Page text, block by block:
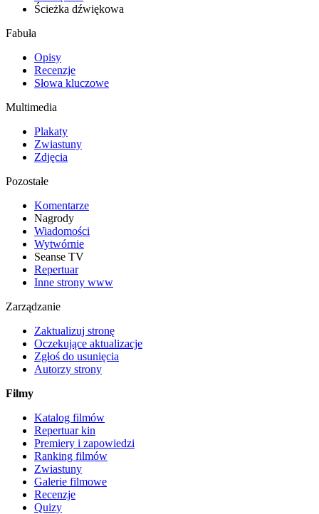
Ścieżka dźwiękowa
Fabuła
Opisy
Recenzje
Słowa kluczowe
Multimedia
Plakaty
Zwiastuny
Zdjęcia
Pozostałe
Komentarze
Nagrody
Wiadomości
Wytwórnie
Seanse TV
Repertuar
Inne strony www
Zarządzanie
Zaktualizuj stronę
Oczekujące aktualizacje
Zgłoś do usunięcia
Autorzy strony
Filmy
Katalog filmów
Repertuar kin
Premiery i zapowiedzi
Ranking filmów
Zwiastuny
Galerie filmowe
Recenzje
Quizy